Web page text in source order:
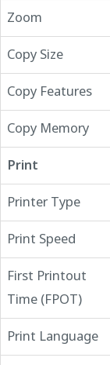
Zoom
Copy Size
Copy Features
Copy Memory
Print
Printer Type
Print Speed
First Printout
Time (FPOT)
Print Language